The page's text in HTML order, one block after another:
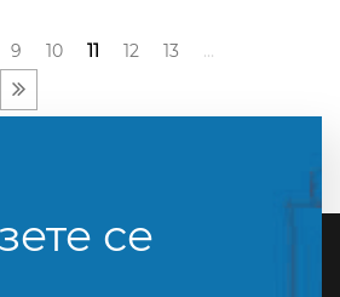
9 10 11 12 13 …
се